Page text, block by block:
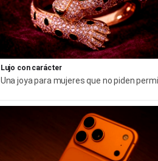
Lujo con carácter
Una joya para mujeres que no piden